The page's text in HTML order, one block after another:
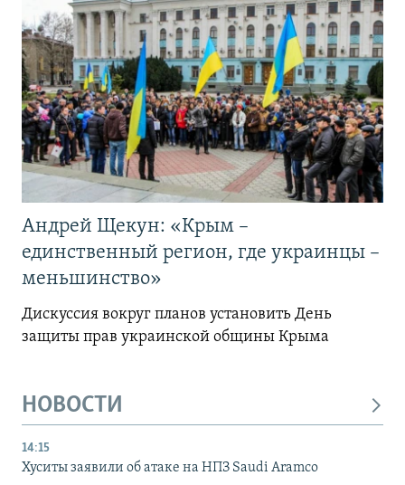
Андрей Щекун: «Крым –
единственный регион, где украинцы –
меньшинство»
Дискуссия вокруг планов установить День
защиты прав украинской общины Крыма
НОВОСТИ
14:15
Хуситы заявили об атаке на НПЗ Saudi Aramco